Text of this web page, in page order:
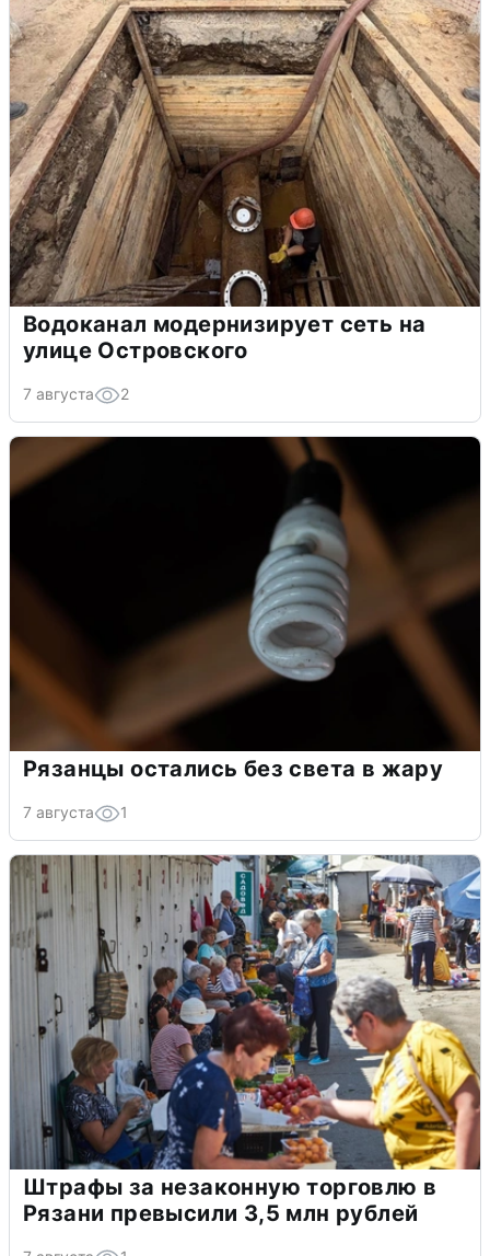
Водоканал модернизирует сеть на
улице Островского
7 августа 2
Рязанцы остались без света в жару
7 августа 1
Штрафы за незаконную торговлю в
Рязани превысили 3,5 млн рублей